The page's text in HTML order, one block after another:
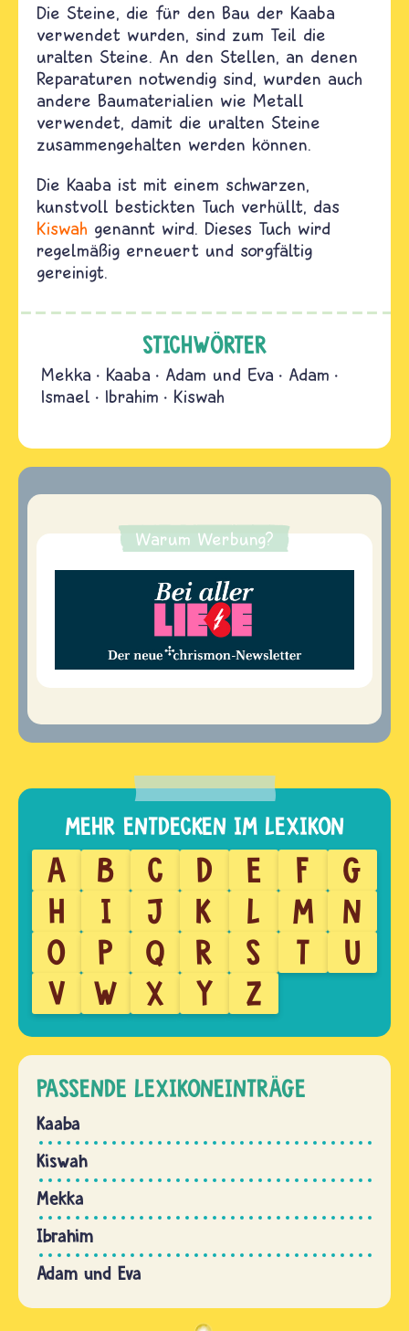
Die Steine, die für den Bau der Kaaba
verwendet wurden, sind zum Teil die
uralten Steine. An den Stellen, an denen
Reparaturen notwendig sind, wurden auch
andere Baumaterialien wie Metall
verwendet, damit die uralten Steine
zusammengehalten werden können.
Die Kaaba ist mit einem schwarzen,
kunstvoll bestickten Tuch verhüllt, das
Kiswah genannt wird. Dieses Tuch wird
regelmäßig erneuert und sorgfältig
gereinigt.
STICHWÖRTER
Mekka Kaaba Adam und Eva
Adam
Ismael
Ibrahim Kiswah
Warum Werbung?
A B C D E F
G
H
I J K L M
N
O
P Q R S T
U
V
W X Y Z
PASSENDE LEXIKONEINTRÄGE
Kaaba
Kiswah
Mekka
Ibrahim
Adam und Eva